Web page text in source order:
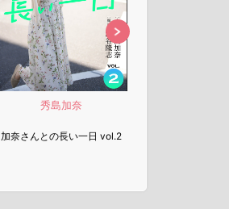
秀島加奈
加奈さんとの長い一日 vol.2